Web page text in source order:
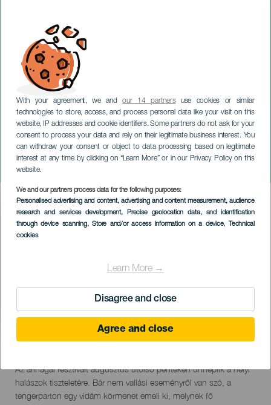
With your agreement, we andour 14 partnersuse cookies or similar
technologies to store, access, and process personal data like your visit on this
website, IP addresses and cookie identifiers. Some partners do not ask for your
consent to process your data and rely on their legitimate business interest. You
can withdraw your consent or object to data processing based on legitimate
interest at any time by clicking on “Learn More” or in our Privacy Policy on this
website.
We and our partners process data for the following purposes:
Personalised advertising and content, advertising and content measurement, audience
research and services development, Precise geolocation data, and identification
through device scanning, Store and/or access information on a device, Technical
cookies
Learn More →
Disagree and close
Agree and close
Vará del Pescao
GRAN CANARIA
Imagen
Listado
28 August 2026
Descripción
del
evento
Az arinagai fesztivált augusztus utolsó péntekén ünneplik a helyi
halászok tiszteletére. Bár nem vallási eseményről van szó, a
tengerparton egy vidám körmenet emeli ki, melynek fő